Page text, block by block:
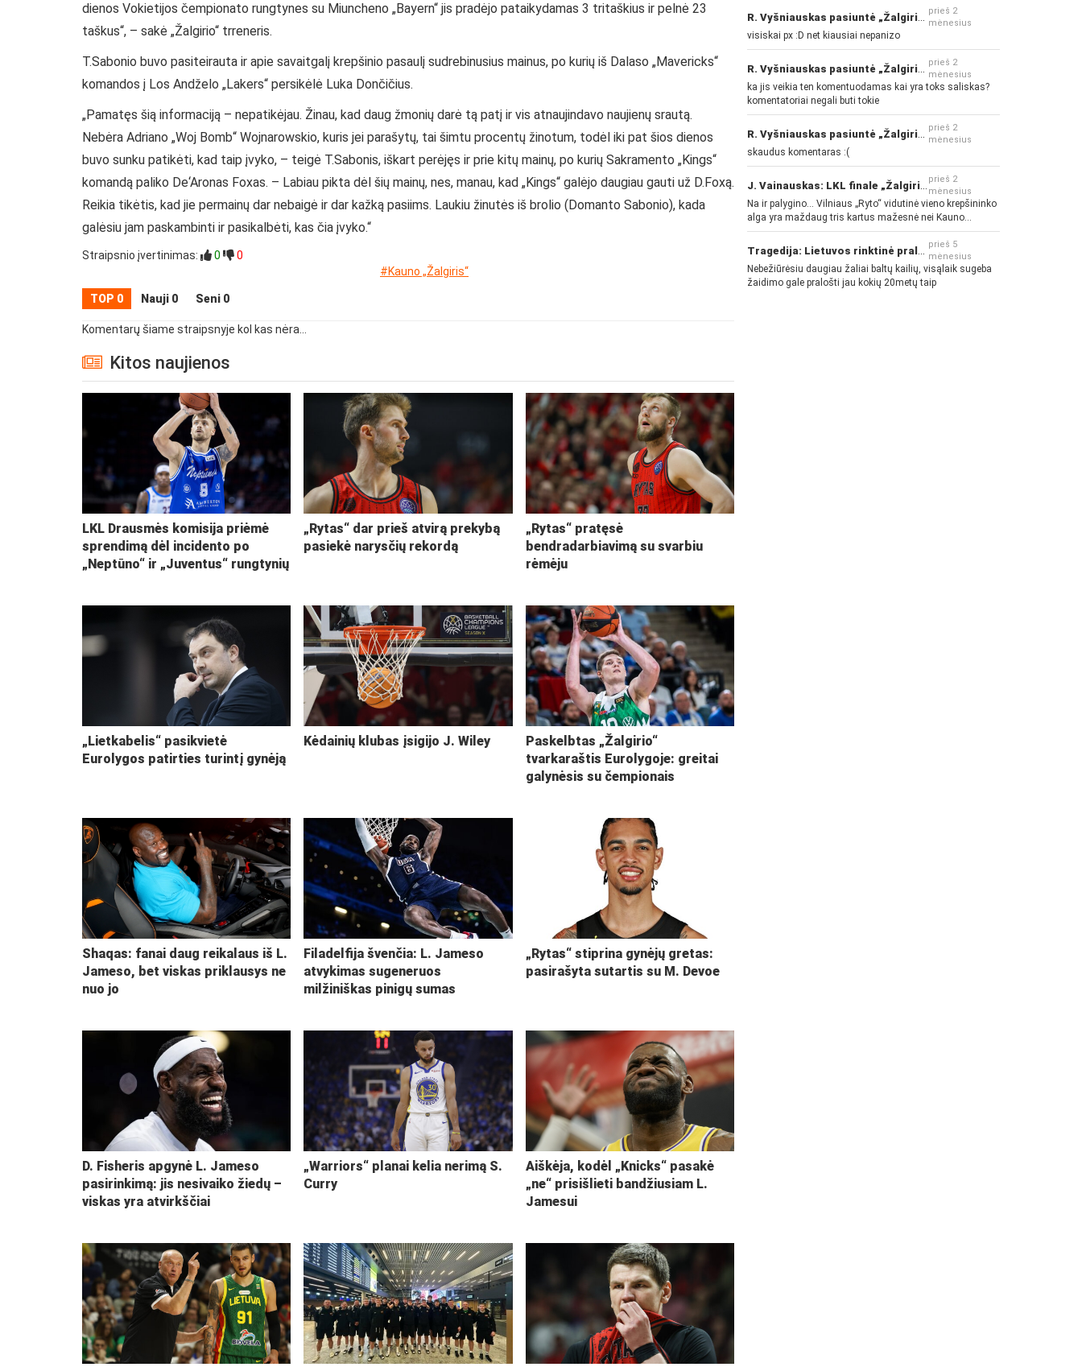
dienos Vokietijos čempionato rungtynes su Miuncheno „Bayern“ jis pradėjo pataikydamas 3 tritaškius ir pelnė 23
taškus“, – sakė „Žalgirio“ trreneris.
T.Sabonio buvo pasiteirauta ir apie savaitgalį krepšinio pasaulį sudrebinusius mainus, po kurių iš Dalaso „Mavericks“
komandos į Los Andželo „Lakers“ persikėlė Luka Dončičius.
„Pamatęs šią informaciją – nepatikėjau. Žinau, kad daug žmonių darė tą patį ir vis atnaujindavo naujienų srautą.
Nebėra Adriano „Woj Bomb“ Wojnarowskio, kuris jei parašytų, tai šimtu procentų žinotum, todėl iki pat šios dienos
buvo sunku patikėti, kad taip įvyko, – teigė T.Sabonis, iškart perėjęs ir prie kitų mainų, po kurių Sakramento „Kings“
komandą paliko De‘Aronas Foxas. – Labiau pikta dėl šių mainų, nes, manau, kad „Kings“ galėjo daugiau gauti už D.Foxą.
Reikia tikėtis, kad jie permainų dar nebaigė ir dar kažką pasiims. Laukiu žinutės iš brolio (Domanto Sabonio), kada
galėsiu jam paskambinti ir pasikalbėti, kas čia įvyko.“
Straipsnio įvertinimas: 0
0
#Kauno „Žalgiris“
TOP 0 Nauji 0 Seni 0
Komentarų šiame straipsnyje kol kas nėra...
Kitos naujienos
LKL Drausmės komisija priėmė
sprendimą dėl incidento po
„Neptūno“ ir „Juventus“ rungtynių
„Rytas“ dar prieš atvirą prekybą
pasiekė narysčių rekordą
„Rytas“ pratęsė
bendradarbiavimą su svarbiu
rėmėju
„Lietkabelis“ pasikvietė
Eurolygos patirties turintį gynėją
Kėdainių klubas įsigijo J. Wiley
Paskelbtas „Žalgirio“
tvarkaraštis Eurolygoje: greitai
galynėsis su čempionais
Shaqas: fanai daug reikalaus iš L.
Jameso, bet viskas priklausys ne
nuo jo
Filadelfija švenčia: L. Jameso
atvykimas sugeneruos
milžiniškas pinigų sumas
„Rytas“ stiprina gynėjų gretas:
pasirašyta sutartis su M. Devoe
D. Fisheris apgynė L. Jameso
pasirinkimą: jis nesivaiko žiedų –
viskas yra atvirkščiai
„Warriors“ planai kelia nerimą S.
Curry
Aiškėja, kodėl „Knicks“ pasakė
„ne“ prisišlieti bandžiusiam L.
Jamesui
R. Vyšniauskas pasiuntė „Žalgirio“ ir kitų klubų fanus prieš 2
mėnesius
visiskai px :D net kiausiai nepanizo
R. Vyšniauskas pasiuntė „Žalgirio“ ir kitų klubų fanus prieš 2
mėnesius
ka jis veikia ten komentuodamas kai yra toks saliskas?
komentatoriai negali buti tokie
R. Vyšniauskas pasiuntė „Žalgirio“ ir kitų klubų fanus prieš 2
mėnesius
skaudus komentaras :(
J. Vainauskas: LKL finale „Žalgiris“ norės pažeminti „Rytą“ prieš 2
mėnesius
Na ir palygino... Vilniaus „Ryto“ vidutinė vieno krepšininko
alga yra maždaug tris kartus mažesnė nei Kauno
„Žalgirio“... Mokama už sugebėjimus... Nėra pinigų - nėra
gerų žaidėjų...
Tragedija: Lietuvos rinktinė pralaimėjo Islandijai prieš 5
mėnesius
Nebežiūrėsiu daugiau žaliai baltų kailių, visąlaik sugeba
žaidimo gale pralošti jau kokių 20metų taip